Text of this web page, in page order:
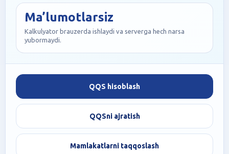
Ma’lumotlarsiz
Kalkulyator brauzerda ishlaydi va serverga hech narsa
yubormaydi.
QQS hisoblash
QQSni ajratish
Mamlakatlarni taqqoslash